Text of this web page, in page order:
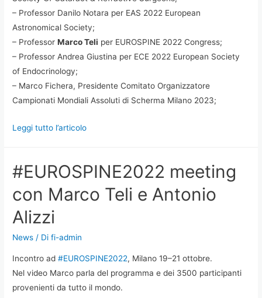
– Professor Danilo Notara per EAS 2022 European
Astronomical Society;
– ProfessorMarco Teli per EUROSPINE 2022 Congress;
– Professor Andrea Giustina per ECE 2022 European Society
of Endocrinology;
– Marco Fichera, Presidente Comitato Organizzatore
Campionati Mondiali Assoluti di Scherma Milano 2023;
Leggi tutto l’articolo
#EUROSPINE2022 meeting
con Marco Teli e Antonio
Alizzi
News / Difi-admin
Incontro ad#EUROSPINE2022, Milano 19–21 ottobre.
Nel video Marco parla del programma e dei 3500 participanti
provenienti da tutto il mondo.